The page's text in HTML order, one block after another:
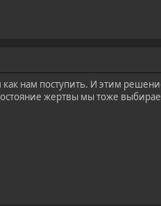
нам поступить. И этим
жертвы мы тоже